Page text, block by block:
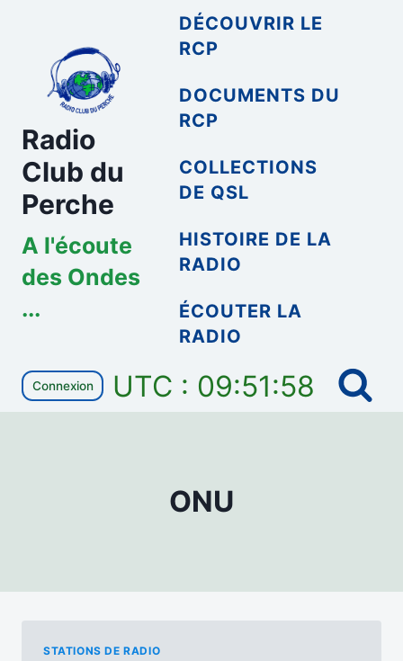
contenu
Radio
Club du
Perche
A l'écoute
des Ondes
...
DÉCOUVRIR LE
RCP
DOCUMENTS DU
RCP
COLLECTIONS
DE QSL
HISTOIRE DE LA
RADIO
ÉCOUTER LA
RADIO
Connexion UTC : 09:51:58
ONU
STATIONS DE RADIO